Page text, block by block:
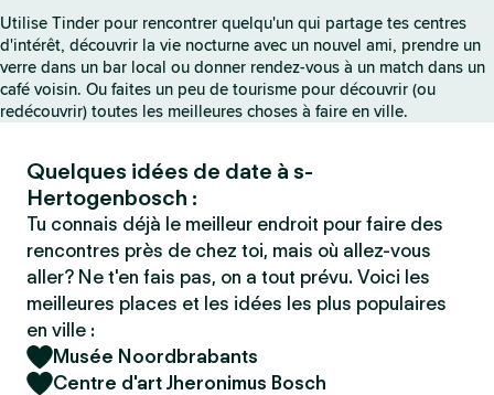
Utilise Tinder pour rencontrer quelqu'un qui partage tes centres
d'intérêt, découvrir la vie nocturne avec un nouvel ami, prendre un
verre dans un bar local ou donner rendez-vous à un match dans un
café voisin. Ou faites un peu de tourisme pour découvrir (ou
redécouvrir) toutes les meilleures choses à faire en ville.
Quelques idées de date à s-
Hertogenbosch :
Tu connais déjà le meilleur endroit pour faire des
rencontres près de chez toi, mais où allez-vous
aller? Ne t'en fais pas, on a tout prévu. Voici les
meilleures places et les idées les plus populaires
en ville :
Musée Noordbrabants
Centre d'art Jheronimus Bosch